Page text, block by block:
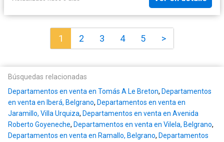
1 2 3 4 5 >
Búsquedas relacionadas
Departamentos en venta en Tomás A Le Breton, Departamentos
en venta en Iberá, Belgrano, Departamentos en venta en
Jaramillo, Villa Urquiza, Departamentos en venta en Avenida
Roberto Goyeneche, Departamentos en venta en Vilela, Belgrano,
Departamentos en venta en Ramallo, Belgrano, Departamentos